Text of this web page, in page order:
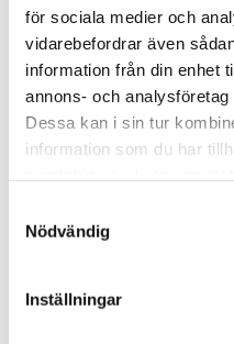
för sociala medier och
vidarebefordrar även
information från din enhet
annons- och
Dessa kan i sin tur
information som du har
Nödvändig
Inställningar
Inför söndag
När hjärtat